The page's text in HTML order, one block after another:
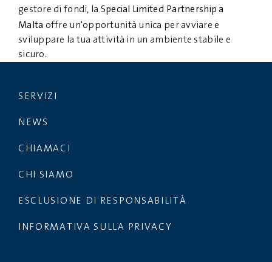
gestore di fondi, la Special Limited Partnership a
Malta offre un'opportunità unica per avviare e
sviluppare la tua attività in un ambiente stabile e
sicuro.
SERVIZI
NEWS
CHIAMACI
CHI SIAMO
ESCLUSIONE DI RESPONSABILITÀ
INFORMATIVA SULLA PRIVACY